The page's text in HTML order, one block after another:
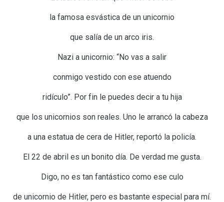
la famosa esvástica de un unicornio
que salía de un arco iris.
Nazi a unicornio: “No vas a salir
conmigo vestido con ese atuendo
ridículo”. Por fin le puedes decir a tu hija
que los unicornios son reales. Uno le arrancó la cabeza
a una estatua de cera de Hitler, reportó la policía.
El 22 de abril es un bonito día. De verdad me gusta.
Digo, no es tan fantástico como ese culo
de unicornio de Hitler, pero es bastante especial para mí.